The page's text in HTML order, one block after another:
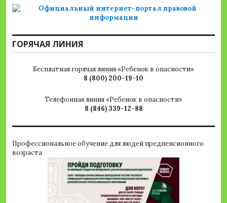
ГОРЯЧАЯ ЛИНИЯ
Бесплатная горячая линия «Ребенок в опасности»
8 (800) 200-19-10
Телефонная линия «Ребенок в опасности»
8 (846) 339-12-88
Профессиональное обучение для людей предпенсионного
возраста